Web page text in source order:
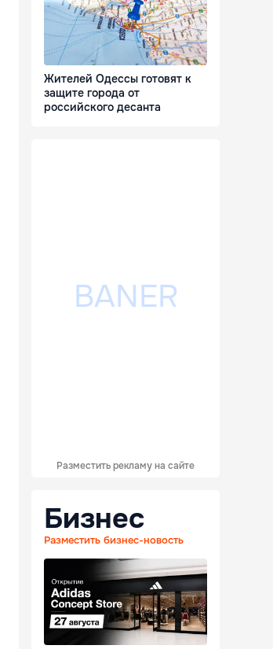
Жителей Одессы готовят к
защите города от
российского десанта
Разместить рекламу на сайте
Бизнес
Разместить бизнес-новость